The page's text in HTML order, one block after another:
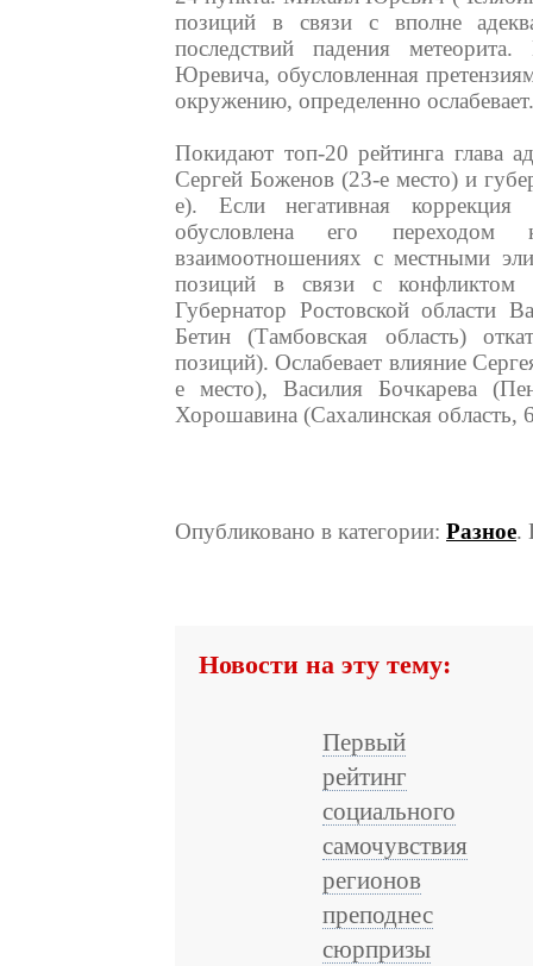
позиций в связи с вполне
последствий падения
Юревича, обусловленная
окружению, определенно ослабевает.
Покидают топ-20 рейтинга глава
Сергей Боженов (23-е место) и
е). Если негативная коррекция
обусловлена его
взаимоотношениях с местными
позиций в связи с конфликтом
Губернатор Ростовской области
Бетин (Тамбовская область)
позиций). Ослабевает влияние
е место), Василия Бочкарева
Хорошавина (Сахалинская область,
Опубликовано в категории: Разное.
Новости на эту тему:
Первый
рейтинг
социального
самочувствия
регионов
преподнес
сюрпризы